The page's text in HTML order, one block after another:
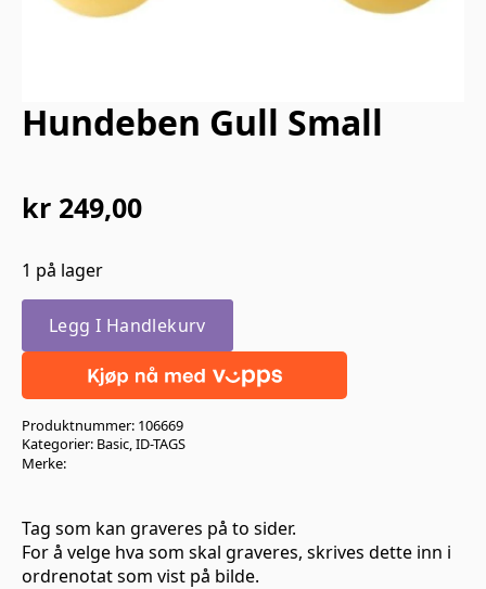
Hundeben Gull Small
kr 249,00
1 på lager
Legg I Handlekurv
Produktnummer: 106669
Kategorier: Basic,ID-TAGS
Merke:
Tag som kan graveres på to sider.
For å velge hva som skal graveres, skrives dette inn i
ordrenotat som vist på bilde.